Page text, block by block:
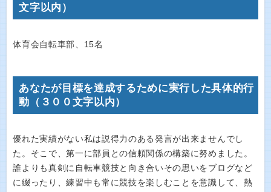
文字以内）
体育会自転車部、15名
あなたが目標を達成するために実行した具体的行
動（３００文字以内）
優れた実績がない私は説得力のある発言が出来ませんでし
た。そこで、第一に部員との信頼関係の構築に努めました。
誰よりも真剣に自転車競技と向き合いその思いをブログなど
に綴ったり、練習中も常に競技を楽しむことを意識して、熱